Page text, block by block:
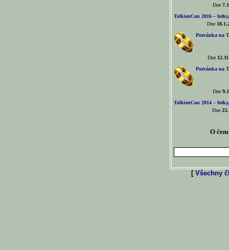
Dne
TolkienCon 2016 –
Dne
Pozvánka na
Dne
Pozvánka na
Dne
TolkienCon 2014 –
Dne
O
[ Všechny